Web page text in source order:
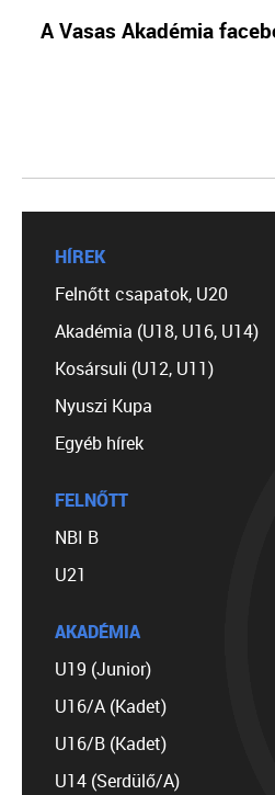
A Vasas Akadémia
HÍREK
Felnőtt csapatok, U20
Akadémia (U18, U16, U14)
Kosársuli (U12, U11)
Nyuszi Kupa
Egyéb hírek
FELNŐTT
NBI B
U21
AKADÉMIA
U19 (Junior)
U16/A (Kadet)
U16/B (Kadet)
U14 (Serdülő/A)